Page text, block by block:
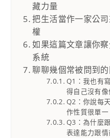
藏力量
把生活當作一家公
權
如果這篇文章讓你
系統
聊聊幾個常被問到
Q1：我也有
得自己沒有
Q2：你說每
作性質很單
Q3：為什麼
表達能力跟情